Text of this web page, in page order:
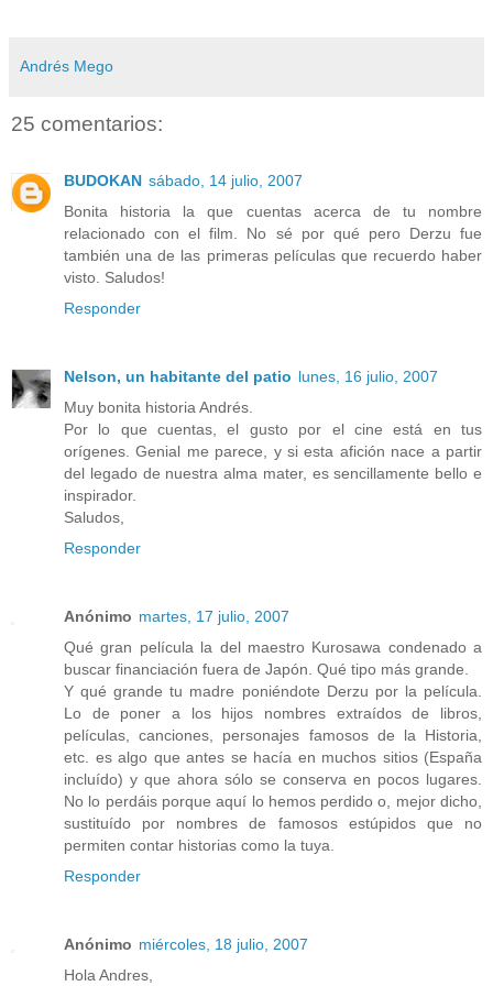
Andrés Mego
25 comentarios:
BUDOKAN sábado, 14 julio, 2007
Bonita historia la que cuentas acerca de tu nombre
relacionado con el film. No sé por qué pero Derzu fue
también una de las primeras películas que recuerdo haber
visto. Saludos!
Responder
Nelson, un habitante del patio lunes, 16 julio, 2007
Muy bonita historia Andrés.
Por lo que cuentas, el gusto por el cine está en tus
orígenes. Genial me parece, y si esta afición nace a partir
del legado de nuestra alma mater, es sencillamente bello e
inspirador.
Saludos,
Responder
Anónimo martes, 17 julio, 2007
Qué gran película la del maestro Kurosawa condenado a
buscar financiación fuera de Japón. Qué tipo más grande.
Y qué grande tu madre poniéndote Derzu por la película.
Lo de poner a los hijos nombres extraídos de libros,
películas, canciones, personajes famosos de la Historia,
etc. es algo que antes se hacía en muchos sitios (España
incluído) y que ahora sólo se conserva en pocos lugares.
No lo perdáis porque aquí lo hemos perdido o, mejor dicho,
sustituído por nombres de famosos estúpidos que no
permiten contar historias como la tuya.
Responder
Anónimo miércoles, 18 julio, 2007
Hola Andres,